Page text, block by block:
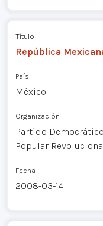
Título
República
País
México
Organización
Partido
Popular
Fecha
2008-03-14